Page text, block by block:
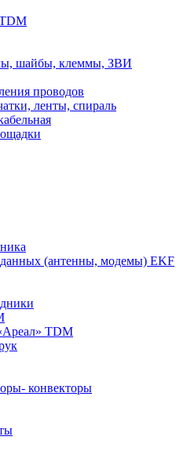
шайбы, клеммы, ЗВИ
проводов
ленты, спираль
данных (антенны, модемы) EKF
TDM
конвекторы